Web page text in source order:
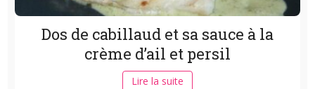
Dos de cabillaud et sa sauce à la
crème d’ail et persil
Lire la suite